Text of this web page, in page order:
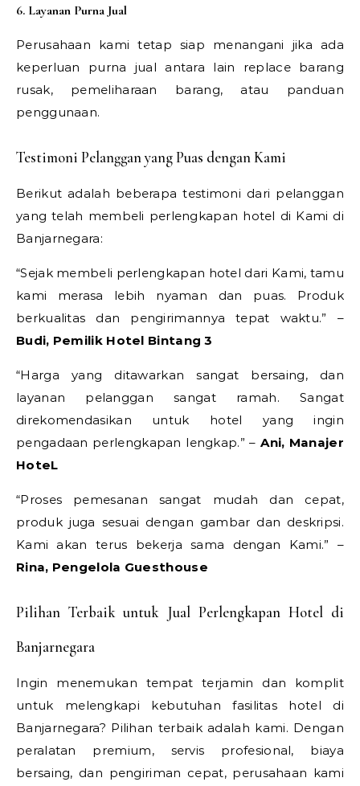
6. Layanan Purna Jual
Perusahaan kami tetap siap menangani jika ada
keperluan purna jual antara lain replace barang
rusak, pemeliharaan barang, atau panduan
penggunaan.
Testimoni Pelanggan yang Puas dengan Kami
Berikut adalah beberapa testimoni dari pelanggan
yang telah membeli perlengkapan hotel di Kami di
Banjarnegara:
“Sejak membeli perlengkapan hotel dari Kami, tamu
kami merasa lebih nyaman dan puas. Produk
berkualitas dan pengirimannya tepat waktu.” –
Budi, Pemilik Hotel Bintang 3
“Harga yang ditawarkan sangat bersaing, dan
layanan pelanggan sangat ramah. Sangat
direkomendasikan untuk hotel yang ingin
pengadaan perlengkapan lengkap.” –Ani, Manajer
HoteL
“Proses pemesanan sangat mudah dan cepat,
produk juga sesuai dengan gambar dan deskripsi.
Kami akan terus bekerja sama dengan Kami.” –
Rina, Pengelola Guesthouse
Pilihan Terbaik untuk Jual Perlengkapan Hotel di
Banjarnegara
Ingin menemukan tempat terjamin dan komplit
untuk melengkapi kebutuhan fasilitas hotel di
Banjarnegara? Pilihan terbaik adalah kami. Dengan
peralatan premium, servis profesional, biaya
bersaing, dan pengiriman cepat, perusahaan kami